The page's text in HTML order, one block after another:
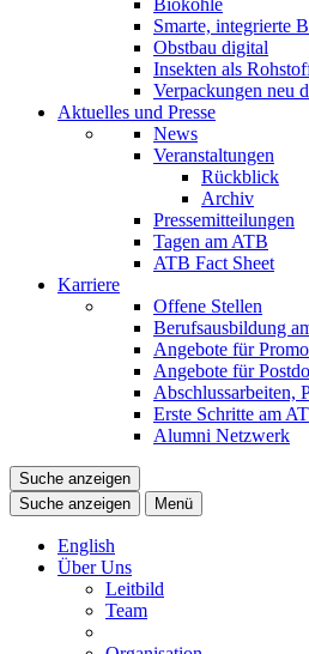
Biokohle
Smarte, integrierte
Obstbau digital
Insekten als
Verpackungen neu
Aktuelles und Presse
News
Veranstaltungen
Rückblick
Archiv
Pressemitteilungen
Tagen am ATB
ATB Fact Sheet
Karriere
Offene Stellen
Berufsausbildung
Angebote für
Angebote für
Abschlussarbeiten,
Erste Schritte am
Alumni Netzwerk
Suche anzeigen
Suche anzeigen
Menü
English
Über Uns
Leitbild
Team